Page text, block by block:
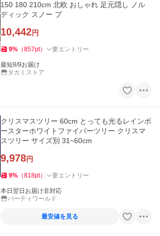
150 180 210cm 北欧 おしゃれ 足元隠し ノル
ディック スノー プ
10,442円
9% （857pt） 要エントリー
最短8/9お届け
タカミストア
クリスマスツリー 60cm とっても光るレインボ
ースターホワイトファイバーツリー クリスマ
スツリー サイズ別 31~60cm
9,978円
9% （818pt） 要エントリー
本日翌日お届け非対応
パーティワールド
最安値を見る